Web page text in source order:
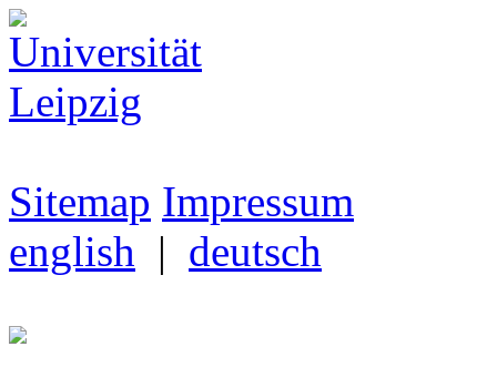
Sitemap Impressum
english | deutsch